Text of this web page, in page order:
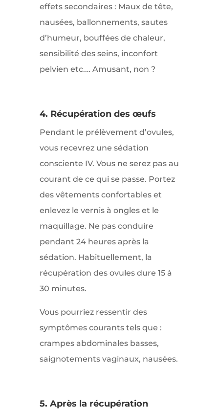
effets secondaires : Maux de tête,
nausées, ballonnements, sautes
d’humeur, bouffées de chaleur,
sensibilité des seins, inconfort
pelvien etc.… Amusant, non ?
4. Récupération des œufs
Pendant le prélèvement d’ovules,
vous recevrez une sédation
consciente IV. Vous ne serez pas au
courant de ce qui se passe. Portez
des vêtements confortables et
enlevez le vernis à ongles et le
maquillage. Ne pas conduire
pendant 24 heures après la
sédation. Habituellement, la
récupération des ovules dure 15 à
30 minutes.
Vous pourriez ressentir des
symptômes courants tels que :
crampes abdominales basses,
saignotements vaginaux, nausées.
5. Après la récupération